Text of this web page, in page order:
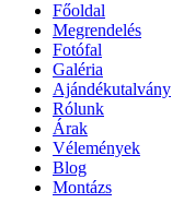
Főoldal
Megrendelés
Fotófal
Galéria
Ajándékutalvány
Rólunk
Árak
Vélemények
Blog
Montázs